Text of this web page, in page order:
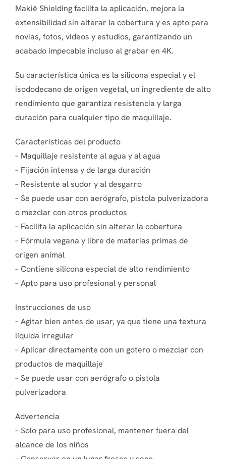
Makiê Shielding facilita la aplicación, mejora la
extensibilidad sin alterar la cobertura y es apto para
novias, fotos, videos y estudios, garantizando un
acabado impecable incluso al grabar en 4K.
Su característica única es la silicona especial y el
isododecano de origen vegetal, un ingrediente de alto
rendimiento que garantiza resistencia y larga
duración para cualquier tipo de maquillaje.
Características del producto
– Maquillaje resistente al agua y al agua
– Fijación intensa y de larga duración
– Resistente al sudor y al desgarro
– Se puede usar con aerógrafo, pistola pulverizadora
o mezclar con otros productos
– Facilita la aplicación sin alterar la cobertura
– Fórmula vegana y libre de materias primas de
origen animal
– Contiene silicona especial de alto rendimiento
– Apto para uso profesional y personal
Instrucciones de uso
– Agitar bien antes de usar, ya que tiene una textura
líquida irregular
– Aplicar directamente con un gotero o mezclar con
productos de maquillaje
– Se puede usar con aerógrafo o pistola
pulverizadora
Advertencia
– Solo para uso profesional, mantener fuera del
alcance de los niños